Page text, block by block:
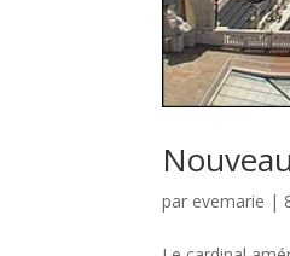
par evemarie |